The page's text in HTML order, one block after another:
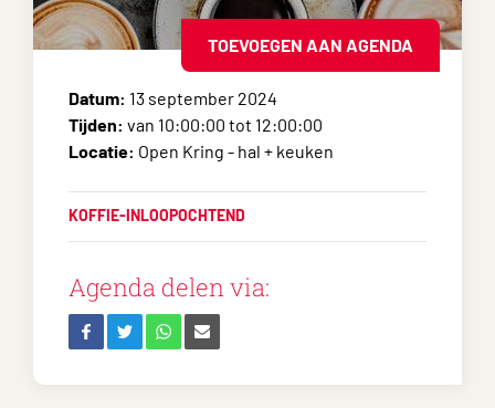
TOEVOEGEN AAN AGENDA
Datum: 13 september 2024
Tijden: van 10:00:00 tot 12:00:00
Locatie: Open Kring - hal + keuken
KOFFIE-INLOOPOCHTEND
Agenda delen via: